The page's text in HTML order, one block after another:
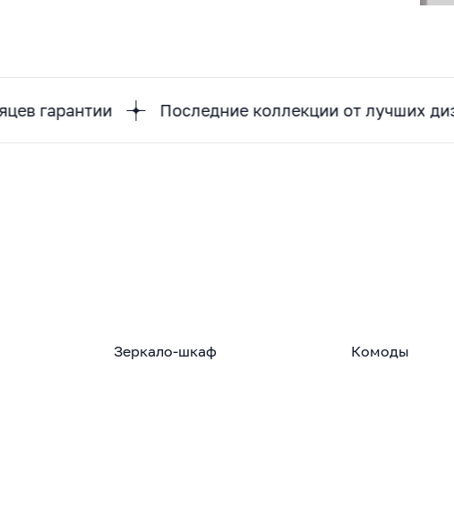
Последние коллекции от лучших дизайнеров
Зеркало-шкаф Комоды